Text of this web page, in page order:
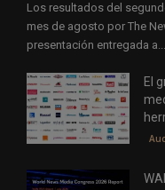
Los resultados del
mes de agosto por The
presentación entregada a...
El